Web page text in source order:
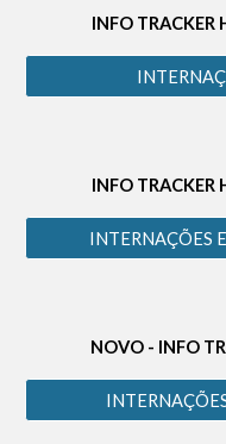
INFO TRACKER
INFO TRACKER
INTERNAÇÕES
NOVO - INFO